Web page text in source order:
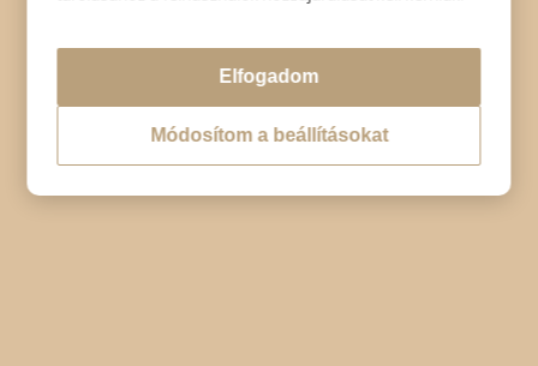
Elfogadom
Módosítom a beállításokat